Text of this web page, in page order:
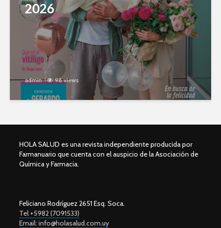
2026
admin 98 views
HOLA SALUD es una revista independiente producida por
Farmanuario que cuenta con el auspicio de la Asociación de
Química y Farmacia.
Feliciano Rodríguez 2651 Esq. Soca.
Tel +5982 (7091533)
Email: info@holasalud.com.uy